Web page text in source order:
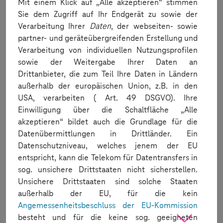
Ihre Antwort*
Passwort
Passwort*
Passwort wiederholen*
Rechnungsinformationen
(optional)
Für kostenpflichtige Bestellungen sind die
folgenden optionalen Angaben notwendig.
Mit einem Klick auf „Alle akzeptieren“ stimmen
Sie dem Zugriff auf Ihr Endgerät zu sowie der
Verarbeitung Ihrer Daten, der webseiten- sowie
partner- und geräteübergreifenden Erstellung und
Verarbeitung von individuellen Nutzungsprofilen
sowie der Weitergabe Ihrer Daten an
Drittanbieter, die zum Teil Ihre Daten in Ländern
außerhalb der europäischen Union, z.B. in den
USA, verarbeiten ( Art. 49 DSGVO). Ihre
Einwilligung über die Schaltfläche „Alle
akzeptieren“ bildet auch die Grundlage für die
Datenübermittlungen in Drittländer. Ein
Datenschutzniveau, welches jenem der EU
entspricht, kann die Telekom für Datentransfers in
sog. unsichere Drittstaaten nicht sicherstellen.
Unsichere Drittstaaten sind solche Staaten
außerhalb der EU, für die kein
Angemessenheitsbeschluss der EU-Kommission
besteht und für die keine sog. geeigneten